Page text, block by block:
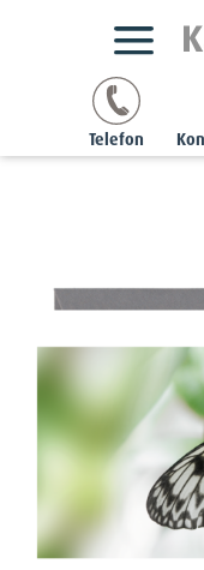
Telefon
Trauerkarte - Weisse